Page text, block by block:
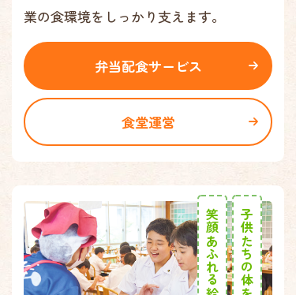
業の食環境をしっかり支えます。
弁当配食サービス
食堂運営
笑顔あふれる給食を